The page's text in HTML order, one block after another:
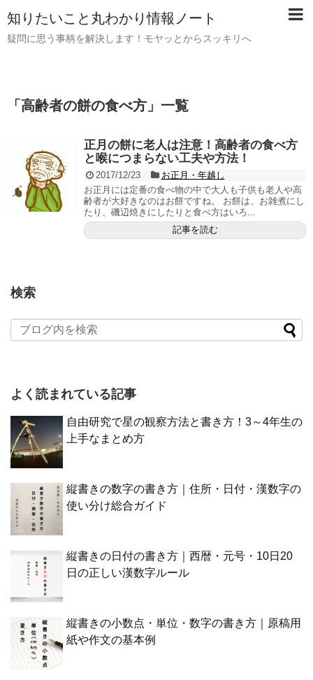
知りたいこと丸わかり情報ノート
疑問に思う事柄を解決します！モヤッとからスッキリへ
「 高齢者の餅の食べ方 」 一覧
正月の餅に老人は注意！高齢者の食べ方
と喉につまらない工夫や方法！
2017/12/23
お正月・年越し
お正月には定番の食べ物の中で大人も子供も老人や高
齢者が大好きなのはお餅ですね。 お餅は、お雑煮にし
たり、磯辺焼きにしたりと食べ方はいろ...
記事を読む
検索
よく読まれている記事
自由研究で星の観察方法と書き方！3～4年生の
上手なまとめ方
縦書きの数字の書き方｜住所・日付・漢数字の
使い分け総合ガイド
縦書きの日付の書き方｜西暦・元号・10日20
日の正しい漢数字ルール
縦書きの小数点・単位・数字の書き方｜原稿用
紙や作文の基本例